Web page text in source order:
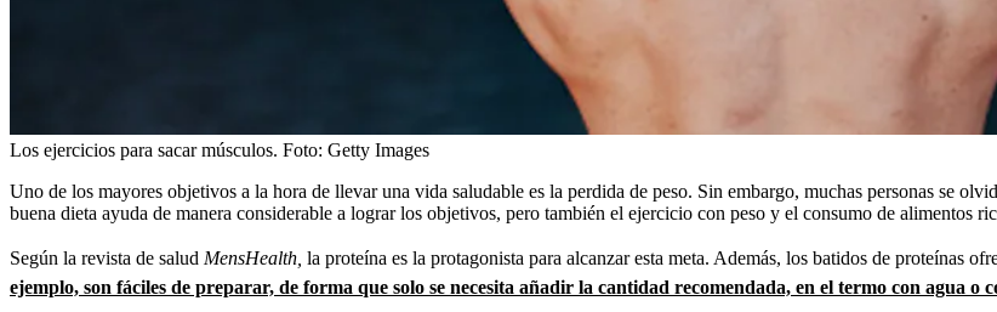
Los ejercicios para sacar músculos. Foto: Getty Images
Uno de los mayores objetivos a la hora de llevar una vida saludable es la perdida de peso. Sin embargo, muchas personas se
buena dieta ayuda de manera considerable a lograr los objetivos, pero también el ejercicio con peso y el consumo de alimentos
Según la revista de salud MensHealth, la proteína es la protagonista para alcanzar esta meta. Además, los batidos de proteínas
ejemplo, son fáciles de preparar, de forma que solo se necesita añadir la cantidad recomendada, en el termo con agua